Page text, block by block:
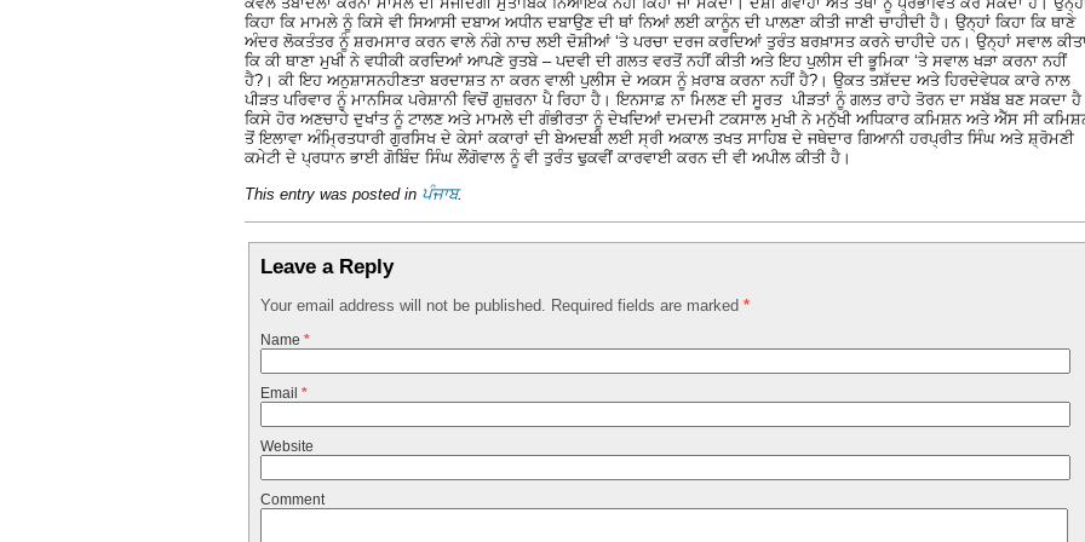
ਕਿਹਾ ਕਿ ਮਾਮਲੇ ਨੂੰ ਕਿਸੇ ਵੀ ਸਿਆਸੀ ਦਬਾਅ ਅਧੀਨ ਦਬਾਉਣ ਦੀ ਥਾਂ ਨਿਆਂ ਲਈ ਕਾਨੂੰਨ ਦੀ ਪਾਲਣਾ ਕੀਤੀ ਜਾਣੀ ਚਾਹੀਦੀ ਹੈ। ਉਨ੍ਹਾਂ ਕਿਹਾ ਕਿ ਥਾਣੇ
ਅੰਦਰ ਲੋਕਤੰਤਰ ਨੂੰ ਸ਼ਰਮਸਾਰ ਕਰਨ ਵਾਲੇ ਨੰਗੇ ਨਾਚ ਲਈ ਦੋਸ਼ੀਆਂ ‘ਤੇ ਪਰਚਾ ਦਰਜ ਕਰਦਿਆਂ ਤੁਰੰਤ ਬਰਖ਼ਾਸਤ ਕਰਨੇ ਚਾਹੀਦੇ ਹਨ। ਉਨ੍ਹਾਂ ਸਵਾਲ
ਕਿ ਕੀ ਥਾਣਾ ਮੁਖੀ ਨੇ ਵਧੀਕੀ ਕਰਦਿਆਂ ਆਪਣੇ ਰੁਤਬੇ – ਪਦਵੀ ਦੀ ਗਲਤ ਵਰਤੋਂ ਨਹੀਂ ਕੀਤੀ ਅਤੇ ਇਹ ਪੁਲੀਸ ਦੀ ਭੂਮਿਕਾ ‘ਤੇ ਸਵਾਲ ਖੜਾ ਕਰਨਾ ਨਹੀਂ
ਹੈ?। ਕੀ ਇਹ ਅਨੁਸ਼ਾਸਨਹੀਣਤਾ ਬਰਦਾਸ਼ਤ ਨਾ ਕਰਨ ਵਾਲੀ ਪੁਲੀਸ ਦੇ ਅਕਸ ਨੂੰ ਖ਼ਰਾਬ ਕਰਨਾ ਨਹੀਂ ਹੈ?। ਉਕਤ ਤਸ਼ੱਦਦ ਅਤੇ ਹਿਰਦੇਵੇਧਕ ਕਾਰੇ ਨਾਲ
ਪੀੜਤ ਪਰਿਵਾਰ ਨੂੰ ਮਾਨਸਿਕ ਪਰੇਸ਼ਾਨੀ ਵਿਚੋਂ ਗੁਜ਼ਰਨਾ ਪੈ ਰਿਹਾ ਹੈ। ਇਨਸਾਫ਼ ਨਾ ਮਿਲਣ ਦੀ ਸੂਰਤ ਪੀੜਤਾਂ ਨੂੰ ਗਲਤ ਰਾਹੇ ਤੋਰਨ ਦਾ ਸਬੱਬ ਬਣ ਸਕਦਾ
ਕਿਸੇ ਹੋਰ ਅਣਚਾਹੇ ਦੁਖਾਂਤ ਨੂੰ ਟਾਲਣ ਅਤੇ ਮਾਮਲੇ ਦੀ ਗੰਭੀਰਤਾ ਨੂੰ ਦੇਖਦਿਆਂ ਦਮਦਮੀ ਟਕਸਾਲ ਮੁਖੀ ਨੇ ਮਨੁੱਖੀ ਅਧਿਕਾਰ ਕਮਿਸ਼ਨ ਅਤੇ ਐੱਸ ਸੀ
ਤੋਂ ਇਲਾਵਾ ਅੰਮ੍ਰਿਤਧਾਰੀ ਗੁਰਸਿਖ ਦੇ ਕੇਸਾਂ ਕਕਾਰਾਂ ਦੀ ਬੇਅਦਬੀ ਲਈ ਸ੍ਰੀ ਅਕਾਲ ਤਖਤ ਸਾਹਿਬ ਦੇ ਜਥੇਦਾਰ ਗਿਆਨੀ ਹਰਪ੍ਰੀਤ ਸਿੰਘ ਅਤੇ ਸ਼੍ਰੋਮਣੀ
ਕਮੇਟੀ ਦੇ ਪ੍ਰਧਾਨ ਭਾਈ ਗੋਬਿੰਦ ਸਿੰਘ ਲੌਂਗੋਵਾਲ ਨੂੰ ਵੀ ਤੁਰੰਤ ਢੁਕਵੀਂ ਕਾਰਵਾਈ ਕਰਨ ਦੀ ਵੀ ਅਪੀਲ ਕੀਤੀ ਹੈ।
This entry was posted in ਪੰਜਾਬ.
Leave a Reply
Your email address will not be published. Required fields are marked *
Name *
Email *
Website
Comment